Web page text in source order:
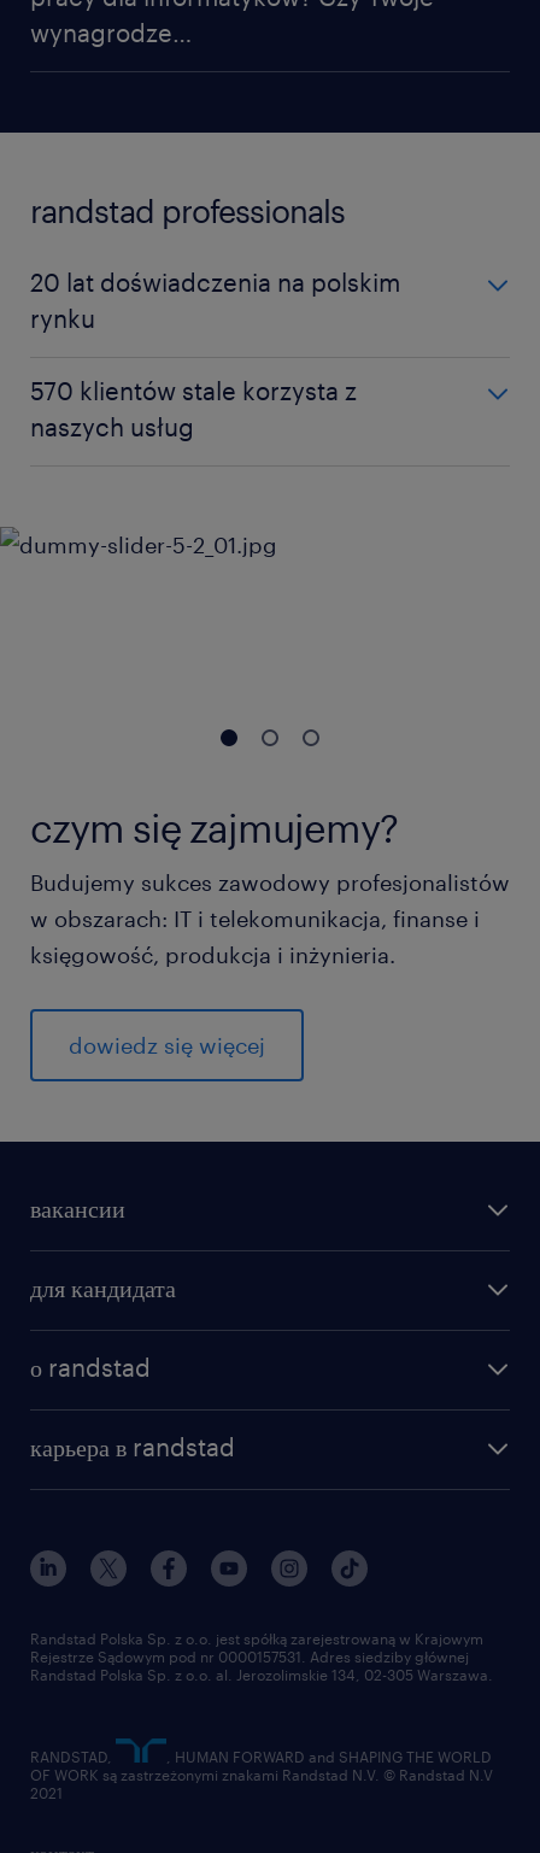
wynagrodze…
randstad professionals
20 lat doświadczenia na polskim
rynku
20 lat doświadczenia na polskim rynku
1100 profesjonalistów znajduje co roku pracę
570 klientów stale korzysta z
naszych usług
85% klientów poleciłoby nasze usługi
czym się zajmujemy?
Budujemy sukces zawodowy profesjonalistów
w obszarach: IT i telekomunikacja, finanse i
księgowość, produkcja i inżynieria.
dowiedz się więcej
вакансии
для кандидата
о randstad
карьера в randstad
Randstad Polska Sp. z o.o. jest spółką zarejestrowaną w Krajowym
Rejestrze Sądowym pod nr 0000157531. Adres siedziby głównej
Randstad Polska Sp. z o.o. al. Jerozolimskie 134, 02-305 Warszawa.
RANDSTAD,
, HUMAN FORWARD and SHAPING THE WORLD
OF WORK są zastrzeżonymi znakami Randstad N.V. © Randstad N.V
2021